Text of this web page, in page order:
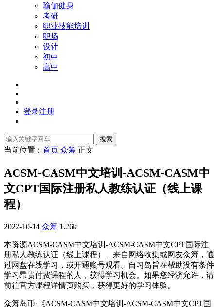
瑜伽健身
考研
职业技能培训
职场
设计
初中
高中
登录注册
搜索
当前位置： 首页 众筹 正文
ACSM-CASM中文培训-ACSM-CASM中
文CPT国际注册私人教练认证（线上课
程）
2022-10-14 众筹 1.26k
本资源ACSM-CASM中文培训-ACSM-CASM中文CPT国际注
册私人教练认证（线上课程），来自网络收集或网友众筹，通
过网盘在线学习，或开通账号观看。自习岛旨在帮助没有条件
学习昂贵付费课程的人，获得学习机会。如果您经济允许，请
前往官方课程详情页购买，获得更好的学习体验。
众筹岛币·《ACSM-CASM中文培训-ACSM-CASM中文CPT国